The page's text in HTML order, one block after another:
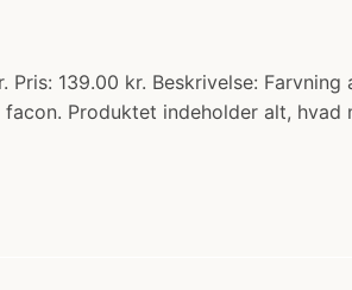
139.00 kr. Beskrivelse:
Produktet indeholder alt, hvad